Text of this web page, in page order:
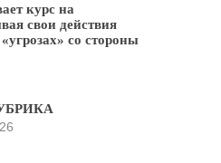
курс на
свои действия
со стороны